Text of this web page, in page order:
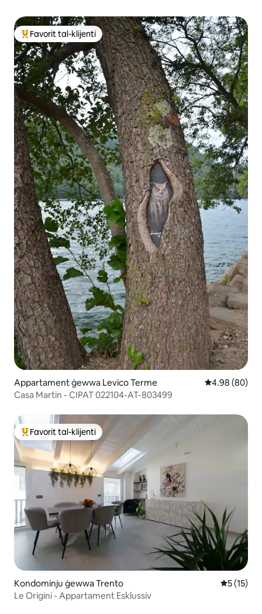
Wieħed mill-aqwa favoriti tal-klijenti
Favorit tal-klijenti
Appartament ġewwa Levico Terme Rating medju
4.98 (80)
Casa Martin - CIPAT 022104-AT-803499
Wieħed mill-aqwa favoriti tal-klijenti
Favorit tal-klijenti
Kondominju ġewwa Trento Rating
5 (15)
Le Origini - Appartament Esklussiv